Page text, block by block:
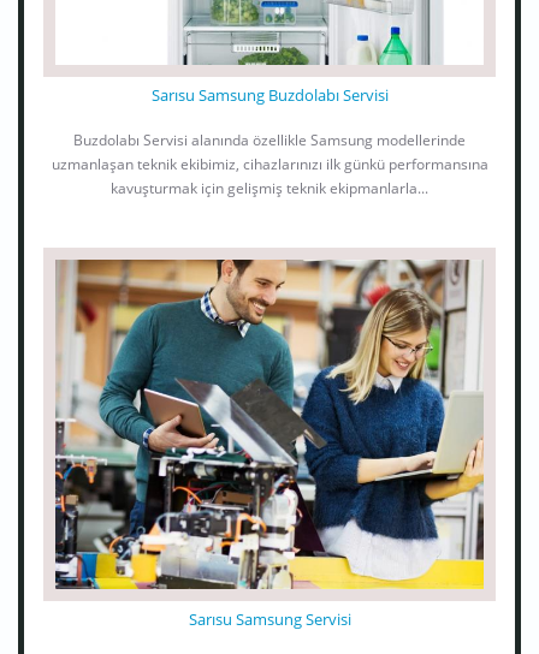
Sarısu Samsung Buzdolabı Servisi
Buzdolabı Servisi alanında özellikle Samsung modellerinde
uzmanlaşan teknik ekibimiz, cihazlarınızı ilk günkü performansına
kavuşturmak için gelişmiş teknik ekipmanlarla...
Sarısu Samsung Servisi